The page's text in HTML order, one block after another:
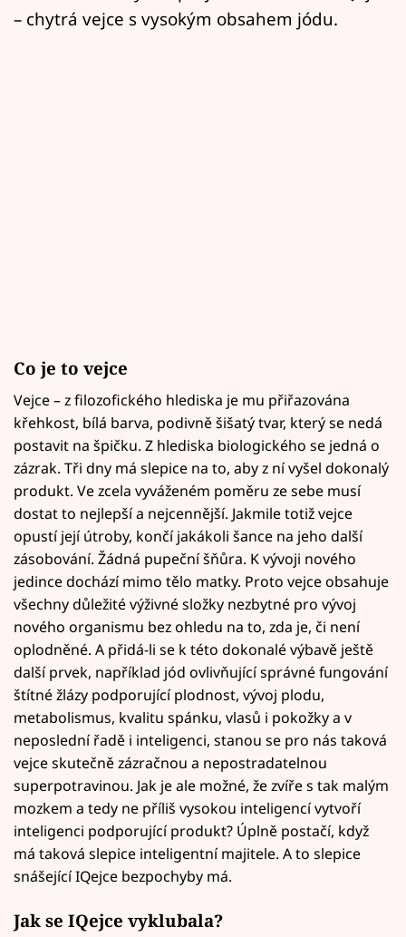
– chytrá vejce s vysokým obsahem jódu.
Co je to vejce
Vejce – z filozofického hlediska je mu přiřazována
křehkost, bílá barva, podivně šišatý tvar, který se nedá
postavit na špičku. Z hlediska biologického se jedná o
zázrak. Tři dny má slepice na to, aby z ní vyšel dokonalý
produkt. Ve zcela vyváženém poměru ze sebe musí
dostat to nejlepší a nejcennější. Jakmile totiž vejce
opustí její útroby, končí jakákoli šance na jeho další
zásobování. Žádná pupeční šňůra. K vývoji nového
jedince dochází mimo tělo matky. Proto vejce obsahuje
všechny důležité výživné složky nezbytné pro vývoj
nového organismu bez ohledu na to, zda je, či není
oplodněné. A přidá-li se k této dokonalé výbavě ještě
další prvek, například jód ovlivňující správné fungování
štítné žlázy podporující plodnost, vývoj plodu,
metabolismus, kvalitu spánku, vlasů i pokožky a v
neposlední řadě i inteligenci, stanou se pro nás taková
vejce skutečně zázračnou a nepostradatelnou
superpotravinou. Jak je ale možné, že zvíře s tak malým
mozkem a tedy ne příliš vysokou inteligencí vytvoří
inteligenci podporující produkt? Úplně postačí, když
má taková slepice inteligentní majitele. A to slepice
snášející IQejce bezpochyby má.
Jak se IQejce vyklubala?